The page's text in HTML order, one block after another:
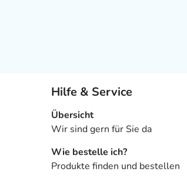
Hilfe & Service
Übersicht
Wir sind gern für Sie da
Wie bestelle ich?
Produkte finden und bestellen